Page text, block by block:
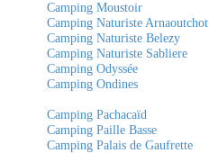
Camping Moustoir
Camping Naturiste Arnaoutchot
Camping Naturiste Belezy
Camping Naturiste Sabliere
Camping Odyssée
Camping Ondines
Camping Pachacaïd
Camping Paille Basse
Camping Palais de Gaufrette